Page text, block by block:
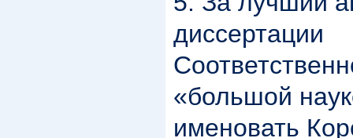
диссертации
«большой
именовать